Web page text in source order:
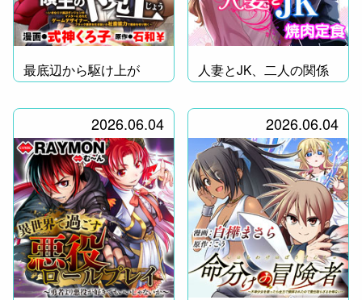
最底辺から駆け上が
れ！
人妻とJK、二人の関係
は……？
2026.06.04 2026.06.04